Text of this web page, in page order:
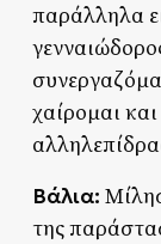
παράλληλα
χαίρομαι
Βάλια:
της